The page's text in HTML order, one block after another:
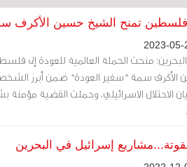
فلسطين تمنح الشيخ حسين الأكرف
منحت الحملة العالمية للعودة إلى
الأكرف سمة "سفير العودة" ضمن أبرز
الاحتلال الاسرائيلي، وحملت القضية
إسرائيل في البحرين